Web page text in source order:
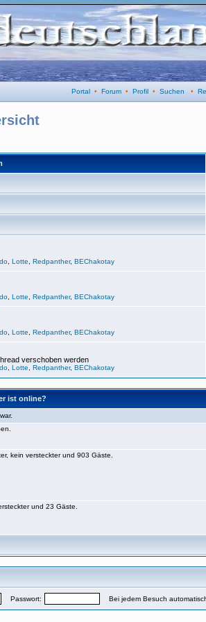
Portal • Forum • Profil • Suchen •
Lotte Redpanther, BEChakotay
Lotte Redpanther, BEChakotay
Lotte Redpanther, BEChakotay
verschoben werden
Lotte Redpanther, BEChakotay
ist online?
kein versteckter und 903 Gäste.
und 23 Gäste.
Passwort: Bei jedem Besuch